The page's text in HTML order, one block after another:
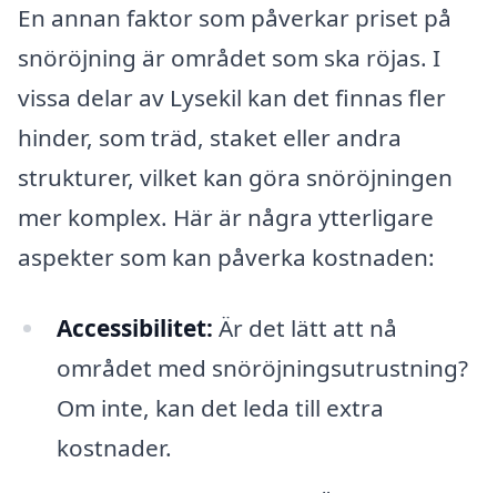
En annan faktor som påverkar priset på
snöröjning är området som ska röjas. I
vissa delar av Lysekil kan det finnas fler
hinder, som träd, staket eller andra
strukturer, vilket kan göra snöröjningen
mer komplex. Här är några ytterligare
aspekter som kan påverka kostnaden:
Accessibilitet: Är det lätt att nå
området med snöröjningsutrustning?
Om inte, kan det leda till extra
kostnader.